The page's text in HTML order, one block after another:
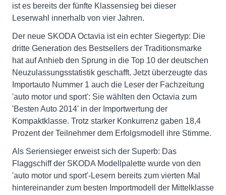
ist es bereits der fünfte Klassensieg bei dieser
Leserwahl innerhalb von vier Jahren.
Der neue SKODA Octavia ist ein echter Siegertyp: Die
dritte Generation des Bestsellers der Traditionsmarke
hat auf Anhieb den Sprung in die Top 10 der deutschen
Neuzulassungsstatistik geschafft. Jetzt überzeugte das
Importauto Nummer 1 auch die Leser der Fachzeitung
'auto motor und sport': Sie wählten den Octavia zum
'Besten Auto 2014' in der Importwertung der
Kompaktklasse. Trotz starker Konkurrenz gaben 18,4
Prozent der Teilnehmer dem Erfolgsmodell ihre Stimme.
Als Seriensieger erweist sich der Superb: Das
Flaggschiff der SKODA Modellpalette wurde von den
'auto motor und sport'-Lesern bereits zum vierten Mal
hintereinander zum besten Importmodell der Mittelklasse